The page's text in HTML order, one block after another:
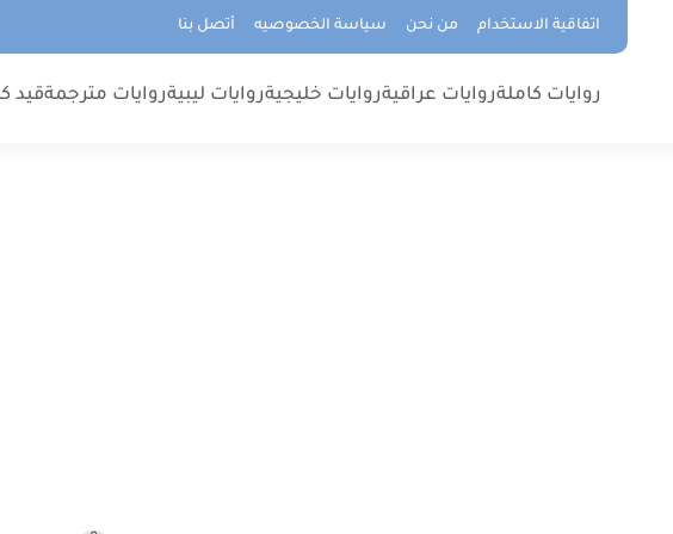
اتفاقية الاستخدام من نحن سياسة الخصوصيه أتصل بنا
روايات كاملةروايات عراقيةروايات خليجيةروايات ليبيةروايات مترجمةقيد